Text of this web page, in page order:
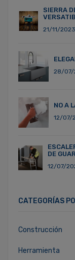
SIERRA
21/11/2023
28/07/
NO A
12/07/
DE
12/07/
CATEGORÍAS
Construcción
Herramienta